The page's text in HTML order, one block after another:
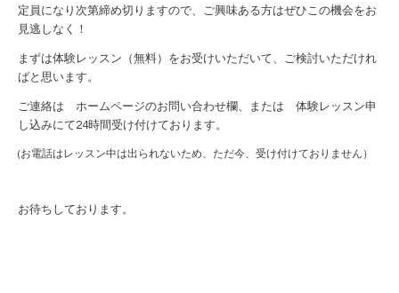
定員になり次第締め切りますので、ご興味ある方はぜひこの機会をお
見逃しなく！
まずは体験レッスン（無料）をお受けいただいて、ご検討いただけれ
ばと思います。
ご連絡は ホームページのお問い合わせ欄、または 体験レッスン申
し込みにて24時間受け付けております。
(お電話はレッスン中は出られないため、ただ今、受け付けておりません）
お待ちしております。